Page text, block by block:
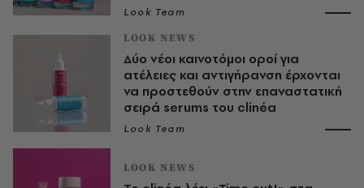
Look Team
LOOK NEWS
Δύο νέοι καινοτόμοι οροί για
ατέλειες και αντιγήρανση έρχονται
να προστεθούν στην επαναστατική
σειρά serums του clinéa
Look Team
LOOK NEWS